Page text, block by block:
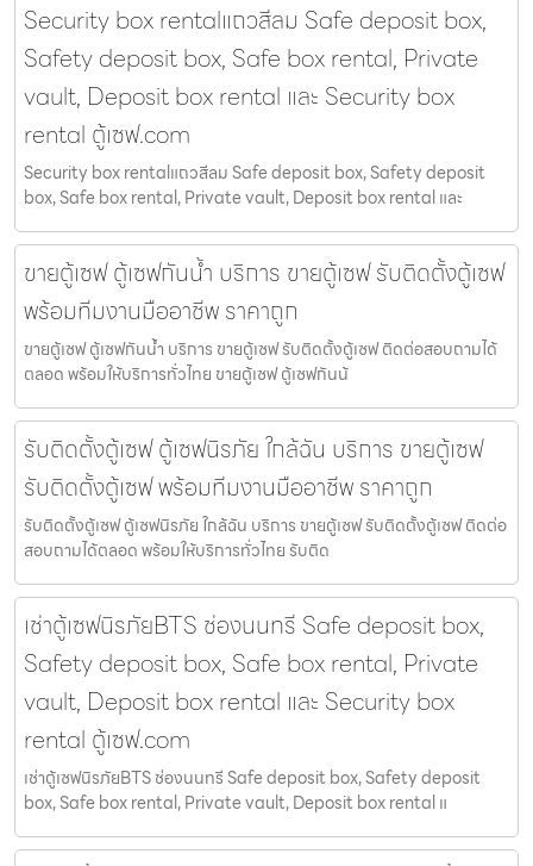
Security box rentalแถวสีลม Safe deposit box,
Safety deposit box, Safe box rental, Private
vault, Deposit box rental และ Security box
rental ตู้เซฟ.com
Security box rentalแถวสีลม Safe deposit box, Safety deposit
box, Safe box rental, Private vault, Deposit box rental และ
ขายตู้เซฟ ตู้เซฟกันน้ำ บริการ ขายตู้เซฟ รับติดตั้งตู้เซฟ
พร้อมทีมงานมืออาชีพ ราคาถูก
ขายตู้เซฟ ตู้เซฟกันน้ำ บริการ ขายตู้เซฟ รับติดตั้งตู้เซฟ ติดต่อสอบถามได้
ตลอด พร้อมให้บริการทั่วไทย ขายตู้เซฟ ตู้เซฟกันน้
รับติดตั้งตู้เซฟ ตู้เซฟนิรภัย ใกล้ฉัน บริการ ขายตู้เซฟ
รับติดตั้งตู้เซฟ พร้อมทีมงานมืออาชีพ ราคาถูก
รับติดตั้งตู้เซฟ ตู้เซฟนิรภัย ใกล้ฉัน บริการ ขายตู้เซฟ รับติดตั้งตู้เซฟ ติดต่อ
สอบถามได้ตลอด พร้อมให้บริการทั่วไทย รับติด
เช่าตู้เซฟนิรภัยBTS ช่องนนทรี Safe deposit box,
Safety deposit box, Safe box rental, Private
vault, Deposit box rental และ Security box
rental ตู้เซฟ.com
เช่าตู้เซฟนิรภัยBTS ช่องนนทรี Safe deposit box, Safety deposit
box, Safe box rental, Private vault, Deposit box rental แ